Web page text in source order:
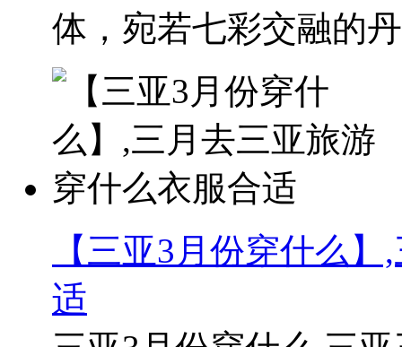
体，宛若七彩交融的
【三亚3月份穿什么
适